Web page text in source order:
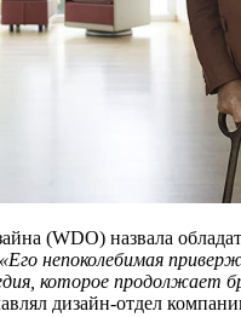
(WDO) назвала
«‎Его непоколебимая
которое продолжает
дизайн-отдел